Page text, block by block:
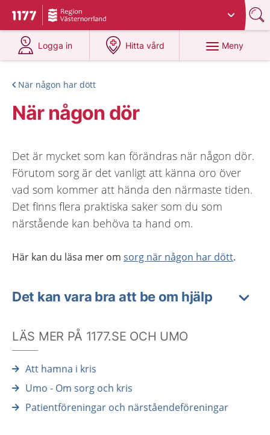
Till startsidan för 1177
Du har valt region
Logga in
på 1177.se
Hitta vård
på 1177.se
Meny
När någon har dött
När någon dör
Det är mycket som kan förändras när någon dör.
Förutom sorg är det vanligt att känna oro över
vad som kommer att hända den närmaste tiden.
Det finns flera praktiska saker som du som
närstående kan behöva ta hand om.
Här kan du läsa mer om sorg när någon har dött.
Det kan vara bra att be om hjälp
LÄS MER PÅ 1177.SE OCH UMO
Att hamna i kris
Umo - Om sorg och kris
Patientföreningar och närståendeföreningar